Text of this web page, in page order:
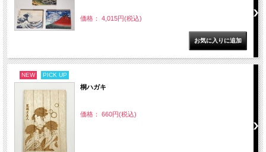
価格： 4,015円(税込)
NEW PICK UP
桐ハガキ
価格： 660円(税込)